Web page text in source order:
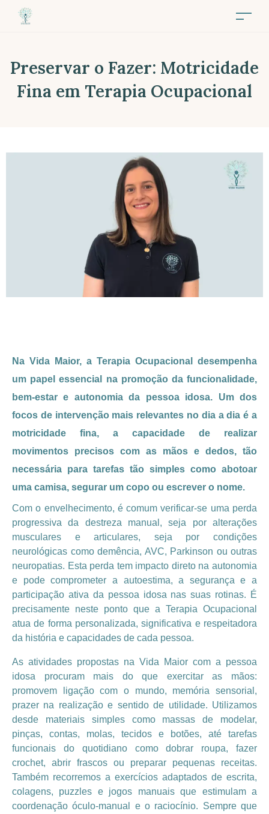
Preservar o Fazer: Motricidade
Fina em Terapia Ocupacional
Na Vida Maior, a Terapia Ocupacional desempenha
um papel essencial na promoção da funcionalidade,
bem-estar e autonomia da pessoa idosa. Um dos
focos de intervenção mais relevantes no dia a dia é a
motricidade fina, a capacidade de realizar
movimentos precisos com as mãos e dedos, tão
necessária para tarefas tão simples como abotoar
uma camisa, segurar um copo ou escrever o nome.
Com o envelhecimento, é comum verificar-se uma perda
progressiva da destreza manual, seja por alterações
musculares e articulares, seja por condições
neurológicas como demência, AVC, Parkinson ou outras
neuropatias. Esta perda tem impacto direto na autonomia
e pode comprometer a autoestima, a segurança e a
participação ativa da pessoa idosa nas suas rotinas. É
precisamente neste ponto que a Terapia Ocupacional
atua de forma personalizada, significativa e respeitadora
da história e capacidades de cada pessoa.
As atividades propostas na Vida Maior com a pessoa
idosa procuram mais do que exercitar as mãos:
promovem ligação com o mundo, memória sensorial,
prazer na realização e sentido de utilidade. Utilizamos
desde materiais simples como massas de modelar,
pinças, contas, molas, tecidos e botões, até tarefas
funcionais do quotidiano como dobrar roupa, fazer
crochet, abrir frascos ou preparar pequenas receitas.
Também recorremos a exercícios adaptados de escrita,
colagens, puzzles e jogos manuais que estimulam a
coordenação óculo-manual e o raciocínio. Sempre que